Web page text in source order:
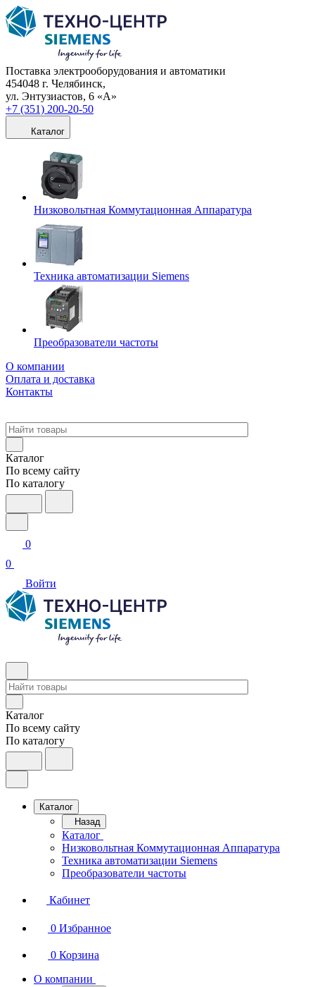
Поставка электрооборудования и автоматики
454048 г. Челябинск,
ул. Энтузиастов, 6 «А»
+7 (351) 200-20-50
Каталог
Низковольтная Коммутационная Аппаратура
Техника автоматизации Siemens
Преобразователи частоты
О компании
Оплата и доставка
Контакты
Каталог
По всему сайту
По каталогу
0
0
Войти
Каталог
По всему сайту
По каталогу
Каталог
Назад
Каталог
Низковольтная Коммутационная Аппаратура
Техника автоматизации Siemens
Преобразователи частоты
Кабинет
0 Избранное
0 Корзина
О компании